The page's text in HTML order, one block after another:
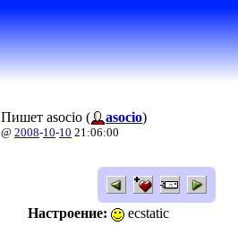
Пишет asocio ( asocio)
@ 2008-10-10 21:06:00
Настроение: ecstatic